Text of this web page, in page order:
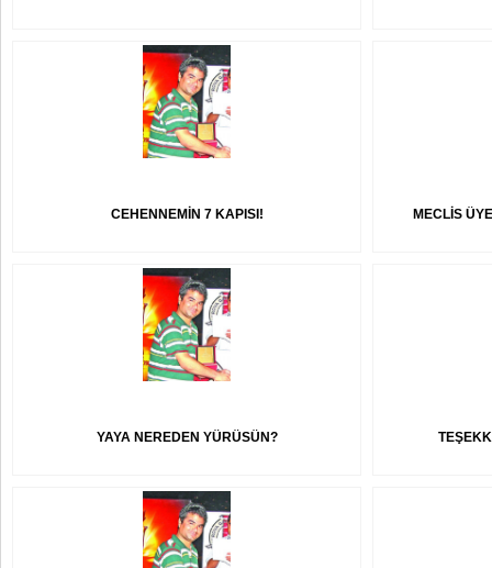
CEHENNEMİN 7 KAPISI! MECLİS
YAYA NEREDEN YÜRÜSÜN?